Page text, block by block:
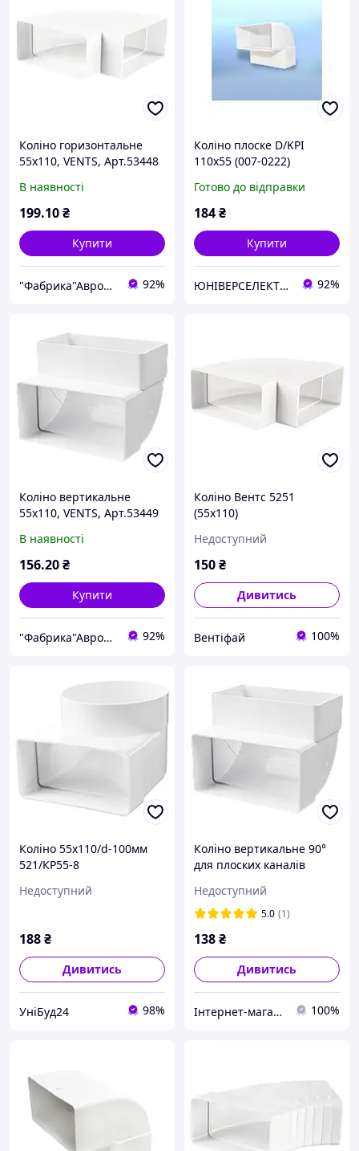
Коліно горизонтальне
55х110, VENTS, Арт.53448
В наявності
199.10₴
Купити
"Фабрика"Аврора" 92%
Коліно плоске D/KPI
110х55 (007-0222)
Готово до відправки
184₴
Купити
ЮНІВЕРСЕЛЕКТРО 92%
Коліно вертикальне
55х110, VENTS, Арт.53449
В наявності
156.20₴
Купити
"Фабрика"Аврора" 92%
Коліно Вентс 5251
(55х110)
Недоступний
150₴
Дивитись
Вентіфай 100%
Коліно 55х110/d-100мм
521/КР55-8
Недоступний
188₴
Дивитись
УніБуд24 98%
Коліно вертикальне 90°
для плоских каналів
Недоступний
5.0 (1)
138₴
Дивитись
Інтернет-магазин VENTGET 100%